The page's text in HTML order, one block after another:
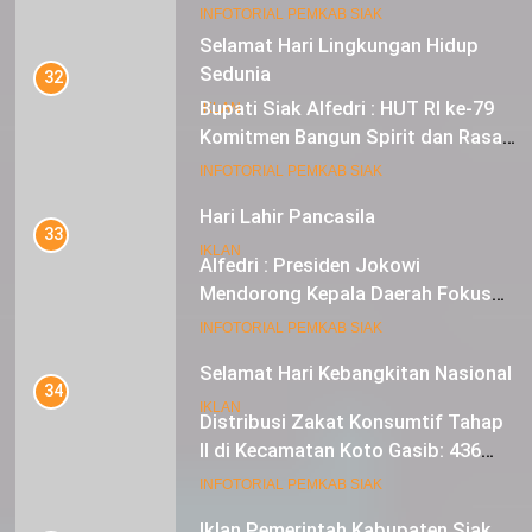
Selamat Hari Lingkungan Hidup
Sedunia
IKLAN
Hari Lahir Pancasila
IKLAN
Selamat Hari Kebangkitan Nasional
IKLAN
Sebagai Tuan Rumah
INFOTORIAL PEMKAB SIAK
32
Bupati Siak Alfedri : HUT RI ke-79
Komitmen Bangun Spirit dan Rasa
Nasionalisme
INFOTORIAL PEMKAB SIAK
33
Alfedri : Presiden Jokowi
Mendorong Kepala Daerah Fokus
pada Inflasi dan Pilkada Serentak
INFOTORIAL PEMKAB SIAK
34
Distribusi Zakat Konsumtif Tahap
II di Kecamatan Koto Gasib: 436
Mustahik Terima Bantuan
INFOTORIAL PEMKAB SIAK